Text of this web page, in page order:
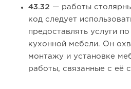
43.32 — работы
код следует
предоставлять услуги
кухонной мебели. Он
монтажу и установке
работы, связанные с её